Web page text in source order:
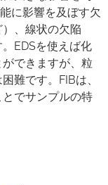
に影響を及ぼす欠
、線状の欠陥
EDSを使えば化
できますが、粒
難です。FIBは、
でサンプルの特